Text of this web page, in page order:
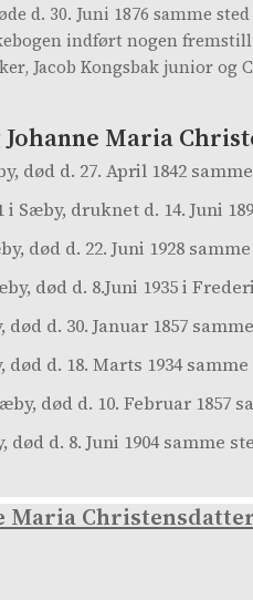
d. 30. Juni 1876 samme
indført nogen
Jacob Kongsbak junior og
Maria
død d. 27. April 1842
i Sæby, druknet d. 14. Juni
død d. 22. Juni 1928
død d. 8.Juni 1935 i
d. 30. Januar 1857
d. 18. Marts 1934
død d. 10. Februar 1857
d. 8. Juni 1904 samme
Maria